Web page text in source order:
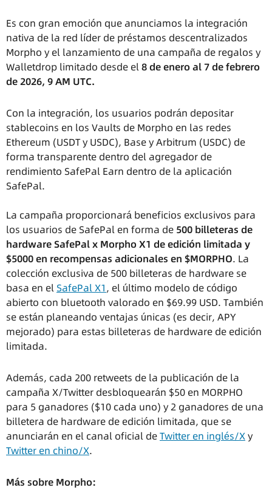
Es con gran emoción que anunciamos la integración
nativa de la red líder de préstamos descentralizados
Morpho y el lanzamiento de una campaña de regalos y
Walletdrop limitado desde el8 de enero al 7 de febrero
de 2026, 9 AM UTC.
Con la integración, los usuarios podrán depositar
stablecoins en los Vaults de Morpho en las redes
Ethereum (USDT y USDC), Base y Arbitrum (USDC) de
forma transparente dentro del agregador de
rendimiento SafePal Earn dentro de la aplicación
SafePal.
La campaña proporcionará beneficios exclusivos para
los usuarios de SafePal en forma de 500 billeteras de
hardware SafePal x Morpho X1 de edición limitada y
$5000 en recompensas adicionales en $MORPHO. La
colección exclusiva de 500 billeteras de hardware se
basa en el SafePal X1, el último modelo de código
abierto con bluetooth valorado en $69.99 USD. También
se están planeando ventajas únicas (es decir, APY
mejorado) para estas billeteras de hardware de edición
limitada.
Además, cada 200 retweets de la publicación de la
campaña X/Twitter desbloquearán $50 en MORPHO
para 5 ganadores ($10 cada uno) y 2 ganadores de una
billetera de hardware de edición limitada, que se
anunciarán en el canal oficial deTwitter en inglés/Xy
Twitter en chino/X.
Más sobre Morpho: